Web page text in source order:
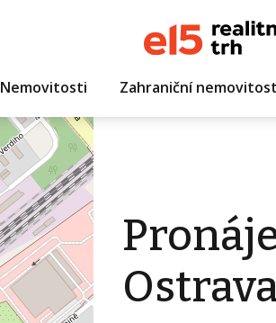
Nemovitosti Zahraniční